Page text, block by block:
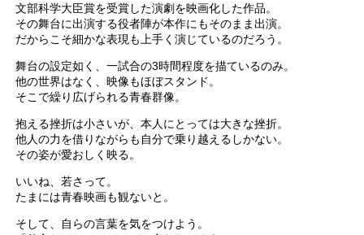
文部科学大臣賞を受賞した演劇を映画化した作品。
その舞台に出演する役者陣が本作にもそのまま出演。
だからこそ細かな表現も上手く演じているのだろう。
舞台の設定如く、一試合の3時間程度を描ているのみ。
他の世界はなく、映像もほぼスタンド。
そこで繰り広げられる青春群像。
抱える挫折は小さいが、本人にとっては大きな挫折。
他人の力を借りながらも自分で乗り越えるしかない。
その姿が愛おしく映る。
いいね、若さって。
たまには青春映画も観ないと。
そして、自らの言葉を気をつけよう。